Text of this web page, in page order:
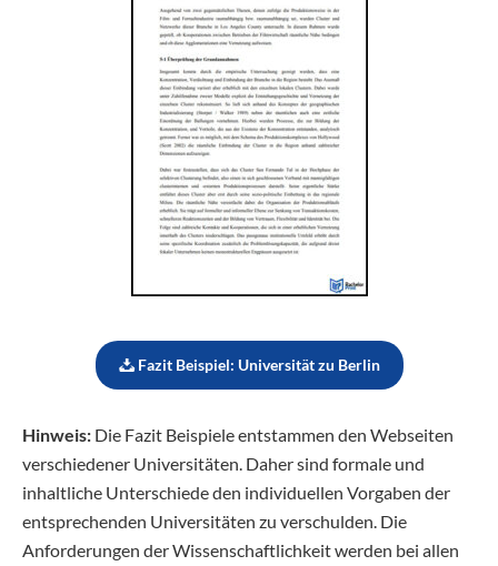
Fazit Beispiel: Universität zu Berlin
Hinweis: Die Fazit Beispiele entstammen den Webseiten
verschiedener Universitäten. Daher sind formale und
inhaltliche Unterschiede den individuellen Vorgaben der
entsprechenden Universitäten zu verschulden. Die
Anforderungen der Wissenschaftlichkeit werden bei allen